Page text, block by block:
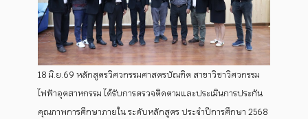
18 มิ.ย.69 หลักสูตรวิศวกรรมศาสตรบัณฑิต สาขาวิชาวิศวกรรม
ไฟฟ้าอุตสาหกรรม ได้รับการตรวจติดตามและประเมินการประกัน
คุณภาพการศึกษาภายใน ระดับหลักสูตร ประจำปีการศึกษา 2568